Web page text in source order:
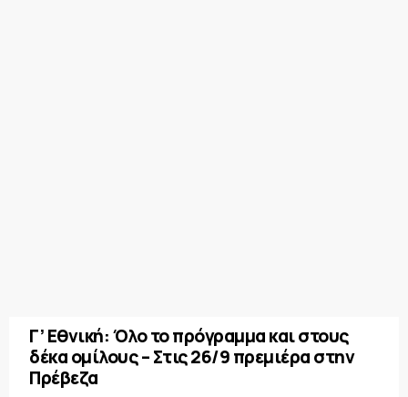
Γ’ Εθνική: Όλο το πρόγραμμα και στους
δέκα ομίλους – Στις 26/9 πρεμιέρα στην
Πρέβεζα